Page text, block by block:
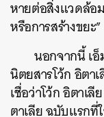
หายต่อสิ่งแวดล้อ
หรือการสร้างขยะ”
นอกจากนี้ เ
นิตยสารโว้ก อิตา
เชื่อว่าโว้ก อิตาเ
ตาเลีย ฉบับแรกที่